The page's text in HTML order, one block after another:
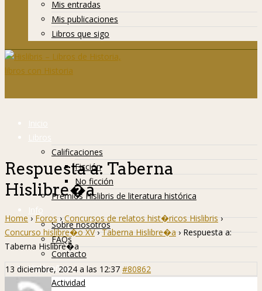
Mis entradas
Mis publicaciones
Libros que sigo
Inicio
Libros
Calificaciones
Ficción
No ficción
Premios Hislibris de literatura histórica
Info
Sobre nosotros
FAQs
Contacto
Hislibreños
Actividad
Respuesta a: Taberna
Hislibre�a
Home › Foros › Concursos de relatos hist�ricos Hislibris ›
Concurso hislibre�o XV › Taberna Hislibre�a › Respuesta a:
Taberna Hislibre�a
13 diciembre, 2024 a las 12:37 #80862